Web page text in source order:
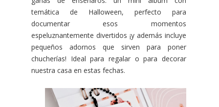
temática de Halloween, perfecto para
documentar esos momentos
espeluznantemente divertidos ¡y además incluye
pequeños adornos que sirven para poner
chucherías! Ideal para regalar o para decorar
nuestra casa en estas fechas.